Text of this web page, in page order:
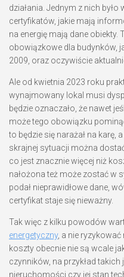
działania. Jednym z nich
certyfikatów, jakie mają
na energię mają dane obiekty.
obowiązkowe dla budynków,
2009, oraz oczywiście
Ale od kwietnia 2023 roku
wynajmowany lokal musi
będzie oznaczało, że nawet
może tego obowiązku
to będzie się narażał na karę,
skrajnej sytuacji można
co jest znacznie więcej niż
nałożona też może zostać w
podał nieprawidłowe dane,
certyfikat staje się nieważny.
Tak więc z kilku powodów
energetyczny, a nie ryzykować
koszty obecnie nie są wcale
czynników, na przykład takich
nieruchomości czy jej stan